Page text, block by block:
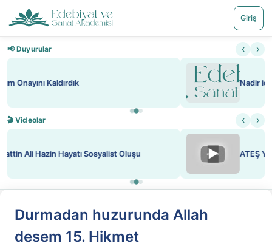
Giriş
📢 Duyurular ‹ ›
Nadir içeriklere kısıtlama ve kredi sistemi getirildi
🎬 Videolar ‹ ›
▶ ATEŞ YAKMAK KONU ÖZET J. LONDON
Durmadan huzurunda Allah
desem 15. Hikmet